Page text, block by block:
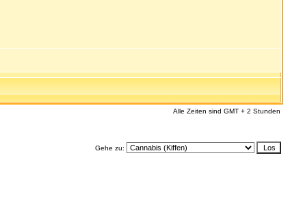
Alle Zeiten sind GMT + 2 Stunden
Gehe zu: